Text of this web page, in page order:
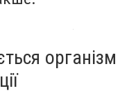
організм